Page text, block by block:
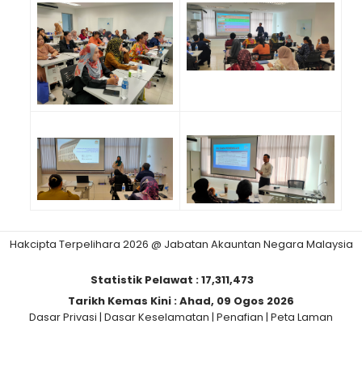
Hakcipta Terpelihara 2026 @ Jabatan Akauntan Negara Malaysia
Statistik Pelawat :17,311,473
Tarikh Kemas Kini :Ahad, 09 Ogos 2026
Dasar Privasi | Dasar Keselamatan | Penafian | Peta Laman